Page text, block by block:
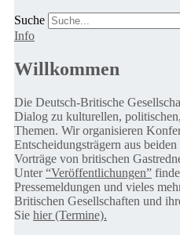
Suche
Info
Willkommen
Die Deutsch-Britische
Dialog zu kulturellen,
Themen. Wir organisieren
Entscheidungsträgern aus
Vorträge von britischen
Unter“Veröffentlichungen”
Pressemeldungen und vieles
Britischen Gesellschaften und
Sie hier (Termine).